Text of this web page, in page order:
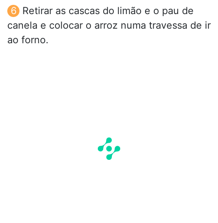
Retirar as cascas do limão e o pau de
canela e colocar o arroz numa travessa de ir
ao forno.